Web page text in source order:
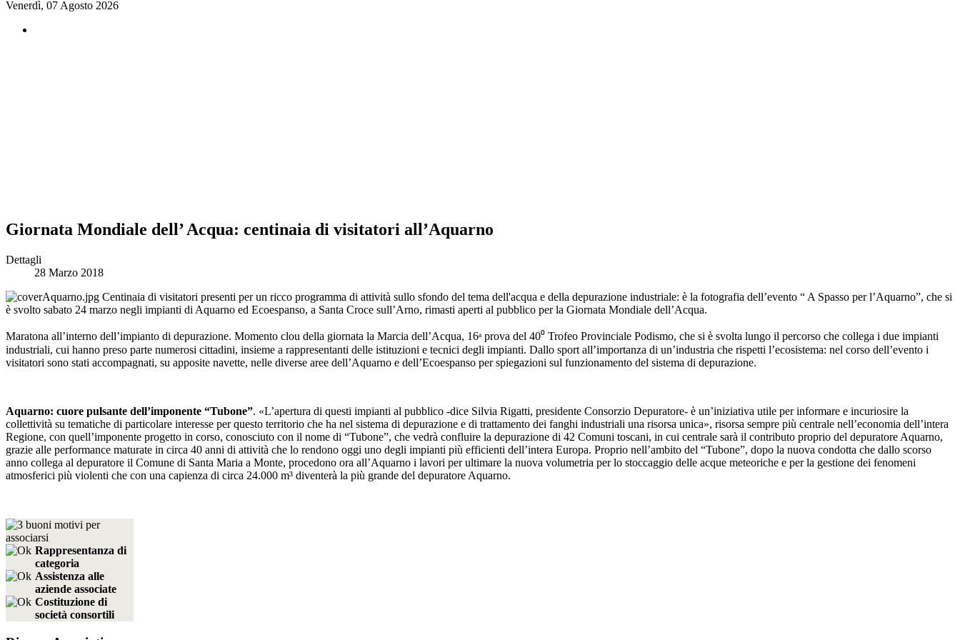
Venerdì, 07 Agosto 2026
Giornata Mondiale dell’ Acqua: centinaia di visitatori all’Aquarno
Dettagli
28 Marzo 2018
Centinaia di visitatori presenti per un ricco programma di attività sullo sfondo del tema dell'acqua e della depurazione industriale: è la fotografia dell’evento “ A Spasso per l’Aquarno”, che si
è svolto sabato 24 marzo negli impianti di Aquarno ed Ecoespanso, a Santa Croce sull’Arno, rimasti aperti al pubblico per la Giornata Mondiale dell’Acqua.
Maratona all’interno dell’impianto di depurazione. Momento clou della giornata la Marcia dell’Acqua, 16ᵃ prova del 40⁰ Trofeo Provinciale Podismo, che si è svolta lungo il percorso che collega i due impianti
industriali, cui hanno preso parte numerosi cittadini, insieme a rappresentanti delle istituzioni e tecnici degli impianti. Dallo sport all’importanza di un’industria che rispetti l’ecosistema: nel corso dell’evento i
visitatori sono stati accompagnati, su apposite navette, nelle diverse aree dell’Aquarno e dell’Ecoespanso per spiegazioni sul funzionamento del sistema di depurazione.
Aquarno: cuore pulsante dell’imponente “Tubone”. «L’apertura di questi impianti al pubblico -dice Silvia Rigatti, presidente Consorzio Depuratore- è un’iniziativa utile per informare e incuriosire la
collettività su tematiche di particolare interesse per questo territorio che ha nel sistema di depurazione e di trattamento dei fanghi industriali una risorsa unica», risorsa sempre più centrale nell’economia dell’intera
Regione, con quell’imponente progetto in corso, conosciuto con il nome di “Tubone”, che vedrà confluire la depurazione di 42 Comuni toscani, in cui centrale sarà il contributo proprio del depuratore Aquarno,
grazie alle performance maturate in circa 40 anni di attività che lo rendono oggi uno degli impianti più efficienti dell’intera Europa. Proprio nell’ambito del “Tubone”, dopo la nuova condotta che dallo scorso
anno collega al depuratore il Comune di Santa Maria a Monte, procedono ora all’Aquarno i lavori per ultimare la nuova volumetria per lo stoccaggio delle acque meteoriche e per la gestione dei fenomeni
atmosferici più violenti che con una capienza di circa 24.000 m³ diventerà la più grande del depuratore Aquarno.
Rappresentanza di
categoria
Assistenza alle
aziende associate
Costituzione di
società consortili